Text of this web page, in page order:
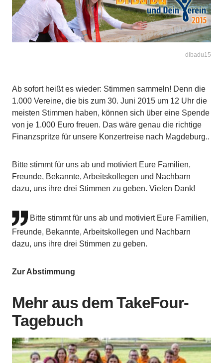
dibadu15
Ab sofort heißt es wieder: Stimmen sammeln! Denn die
1.000 Vereine, die bis zum 30. Juni 2015 um 12 Uhr die
meisten Stimmen haben, können sich über eine Spende
von je 1.000 Euro freuen. Das wäre genau die richtige
Finanzspritze für unsere Konzertreise nach Magdeburg..
Bitte stimmt für uns ab und motiviert Eure Familien,
Freunde, Bekannte, Arbeitskollegen und Nachbarn
dazu, uns ihre drei Stimmen zu geben. Vielen Dank!
Bitte stimmt für uns ab und motiviert Eure Familien,
Freunde, Bekannte, Arbeitskollegen und Nachbarn
dazu, uns ihre drei Stimmen zu geben.
Zur Abstimmung
Mehr aus dem TakeFour-
Tagebuch